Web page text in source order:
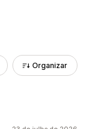
Organizar